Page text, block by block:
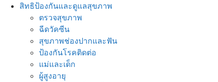
สิทธิป้องกันและดูแลสุขภาพ
ตรวจสุขภาพ
ฉีดวัคซีน
สุขภาพช่องปากและฟัน
ป้องกันโรคติดต่อ
แม่และเด็ก
ผู้สูงอายุ